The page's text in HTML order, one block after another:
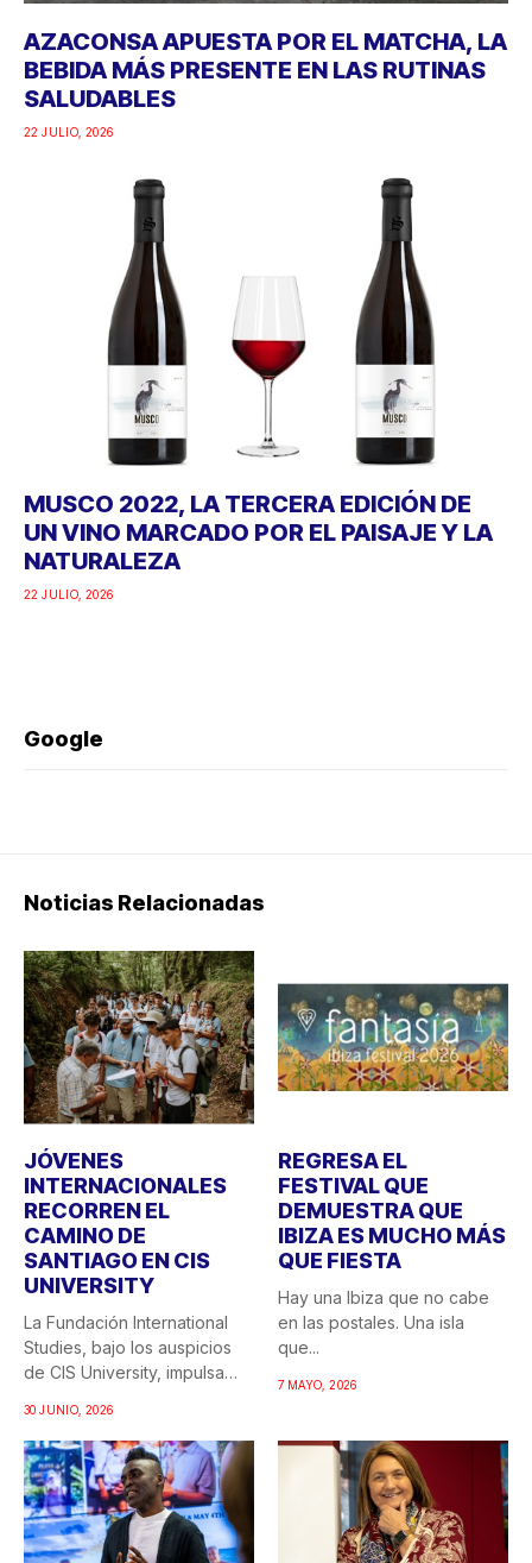
AZACONSA APUESTA POR EL MATCHA, LA
BEBIDA MÁS PRESENTE EN LAS RUTINAS
SALUDABLES
22 JULIO, 2026
MUSCO 2022, LA TERCERA EDICIÓN DE
UN VINO MARCADO POR EL PAISAJE Y LA
NATURALEZA
22 JULIO, 2026
Google
Noticias Relacionadas
JÓVENES
INTERNACIONALES
RECORREN EL
CAMINO DE
SANTIAGO EN CIS
UNIVERSITY
La Fundación International
Studies, bajo los auspicios
de CIS University, impulsa
30 JUNIO, 2026
REGRESA EL
FESTIVAL QUE
DEMUESTRA QUE
IBIZA ES MUCHO MÁS
QUE FIESTA
Hay una Ibiza que no cabe
en las postales. Una isla
que...
7 MAYO, 2026